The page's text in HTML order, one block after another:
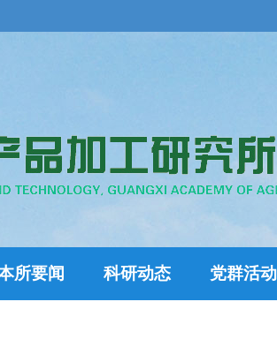
所要闻 科研动态 党群活动